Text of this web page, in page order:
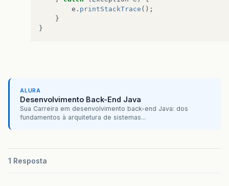
e . printStackTrace ();
}
}
ALURA
Desenvolvimento Back-End Java
Sua Carreira em desenvolvimento back-end Java: dos
fundamentos à arquitetura de sistemas...
1 Resposta